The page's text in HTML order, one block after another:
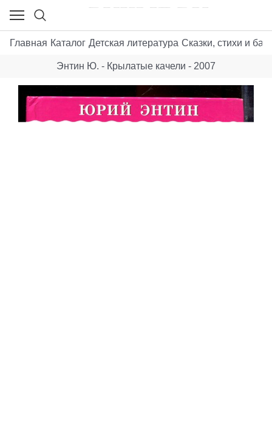
Главная Каталог Детская литература Сказки, стихи и
Энтин Ю. - Крылатые качели - 2007